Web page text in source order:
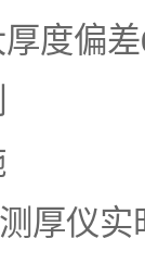
度偏
厚仪